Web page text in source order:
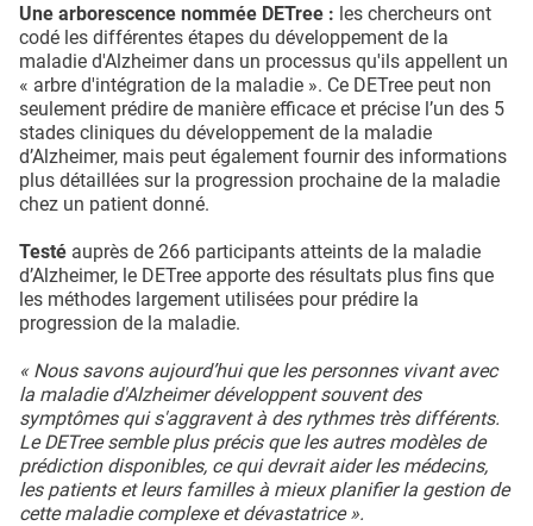
Une arborescence nommée DETree : les chercheurs ont
codé les différentes étapes du développement de la
maladie d'Alzheimer dans un processus qu'ils appellent un
« arbre d'intégration de la maladie ». Ce DETree peut non
seulement prédire de manière efficace et précise l’un des 5
stades cliniques du développement de la maladie
d’Alzheimer, mais peut également fournir des informations
plus détaillées sur la progression prochaine de la maladie
chez un patient donné.
Testé auprès de 266 participants atteints de la maladie
d’Alzheimer, le DETree apporte des résultats plus fins que
les méthodes largement utilisées pour prédire la
progression de la maladie.
« Nous savons aujourd’hui que les personnes vivant avec
la maladie d'Alzheimer développent souvent des
symptômes qui s'aggravent à des rythmes très différents.
Le DETree semble plus précis que les autres modèles de
prédiction disponibles, ce qui devrait aider les médecins,
les patients et leurs familles à mieux planifier la gestion de
cette maladie complexe et dévastatrice ».